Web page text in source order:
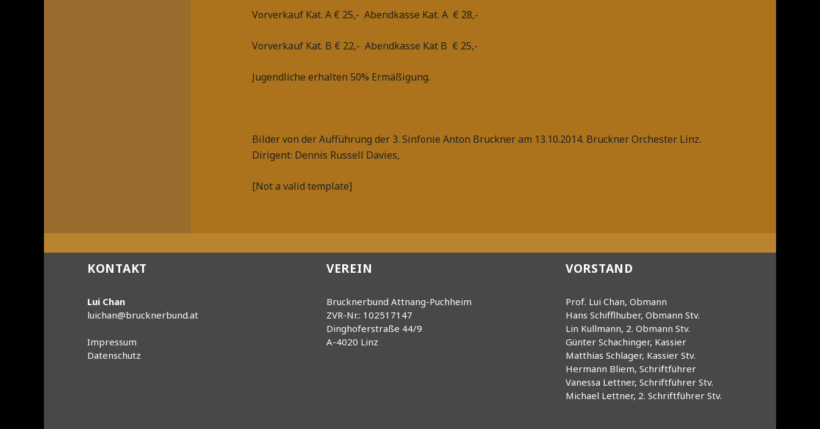
Vorverkauf Kat. A € 25,- Abendkasse Kat. A € 28,-
Vorverkauf Kat. B € 22,- Abendkasse Kat B € 25,-
Jugendliche erhalten 50% Ermäßigung.
Bilder von der Aufführung der 3. Sinfonie Anton Bruckner am 13.10.2014. Bruckner Orchester Linz.
Dirigent: Dennis Russell Davies,
[Not a valid template]
KONTAKT
Lui Chan
luichan@brucknerbund.at
Impressum
Datenschutz
VEREIN
Brucknerbund Attnang-Puchheim
ZVR-Nr.: 102517147
Dinghoferstraße 44/9
A-4020 Linz
VORSTAND
Prof. Lui Chan, Obmann
Hans Schifflhuber, Obmann Stv.
Lin Kullmann, 2. Obmann Stv.
Günter Schachinger, Kassier
Matthias Schlager, Kassier Stv.
Hermann Bliem, Schriftführer
Vanessa Lettner, Schriftführer Stv.
Michael Lettner, 2. Schriftführer Stv.